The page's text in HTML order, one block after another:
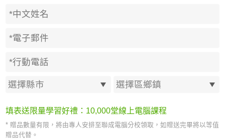
填表送限量學習好禮：10,000堂線上電腦課程
* 贈品數量有限，將由專人安排至聯成電腦分校領取，如贈送完畢將以等值
贈品代替。